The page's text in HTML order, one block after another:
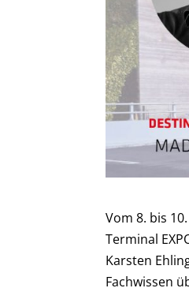
Vom 8. bis
Terminal
Karsten
Fachwissen